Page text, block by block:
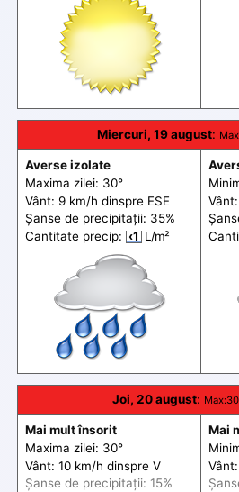
Miercuri, 19 august: Max
Averse izolate
Maxima zilei: 30°
Vânt: 9 km/h dinspre ESE
Șanse de precipitații: 35%
Cantitate precip: ‹1 L/m²
Joi, 20 august: Max
Mai mult însorit
Maxima zilei: 30°
Vânt: 10 km/h dinspre V
Șanse de precipitații: 15%
Mai